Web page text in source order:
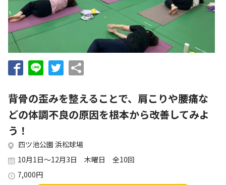
浜松市民スポーツ祭
お知らせ
個人情報の取り扱いに関する基本方針 特定商取引法に基づく表記 サイトマップ
浜松スポーツ協会に関する
053-411-8686
各教室・イベントページの問い合わせ先までお願いいたします。
背骨の歪みを整えることで、肩こりや腰痛な
どの体調不良の原因を根本から改善してみよ
う！
四ツ池公園 浜松球場
10月1日～12月3日 木曜日 全10回
7,000円